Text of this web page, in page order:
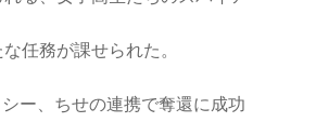
任務が課せられた。
ー、ちせの連携で奪還に成功